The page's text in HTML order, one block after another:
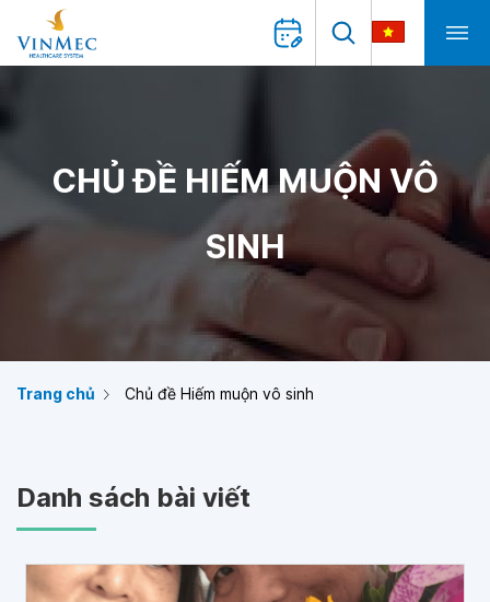
CHỦ ĐỀ HIẾM MUỘN VÔ
SINH
Trang chủ Chủ đề Hiếm muộn vô sinh
Danh sách bài viết